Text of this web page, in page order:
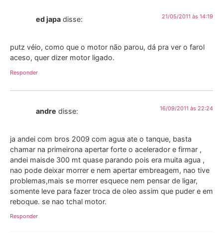
ed japa disse: 21/05/2011 às 14:19
putz véio, como que o motor não parou, dá pra ver o farol
aceso, quer dizer motor ligado.
Responder
andre disse: 16/09/2011 às 22:24
ja andei com bros 2009 com agua ate o tanque, basta
chamar na primeirona apertar forte o acelerador e firmar ,
andei maisde 300 mt quase parando pois era muita agua ,
nao pode deixar morrer e nem apertar embreagem, nao tive
problemas,mais se morrer esquece nem pensar de ligar,
somente leve para fazer troca de oleo assim que puder e em
reboque. se nao tchal motor.
Responder